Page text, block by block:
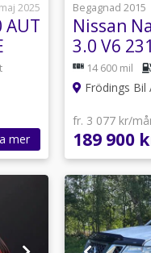
2025
AUT
mer
Begagnad 2015
Nissan
3.0 V6
4x4/14 600 mil
Frödings Bil
fr. 3 077 kr/
189 900